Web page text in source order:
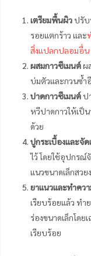
เตรียมพื้นผิว ปรับ
รอยแตกร้าว และ
สิ่งแปลกปลอมอื่น
ผสมกาวซีเมนต์ผ
บ่มตัวและกวนซ้ำ
ปาดกาวซีเมนต์ ป
หวีปาดกาวให้เป็
ด้วย
ปูกระเบื้องและจั
ไว้ โดยใช้อุปกรณ์
แนวขนาดเล็กสวย
ยาแนวและทำคว
เรียบร้อยแล้ว ทำ
ร่องขนาดเล็กโด
เรียบร้อย